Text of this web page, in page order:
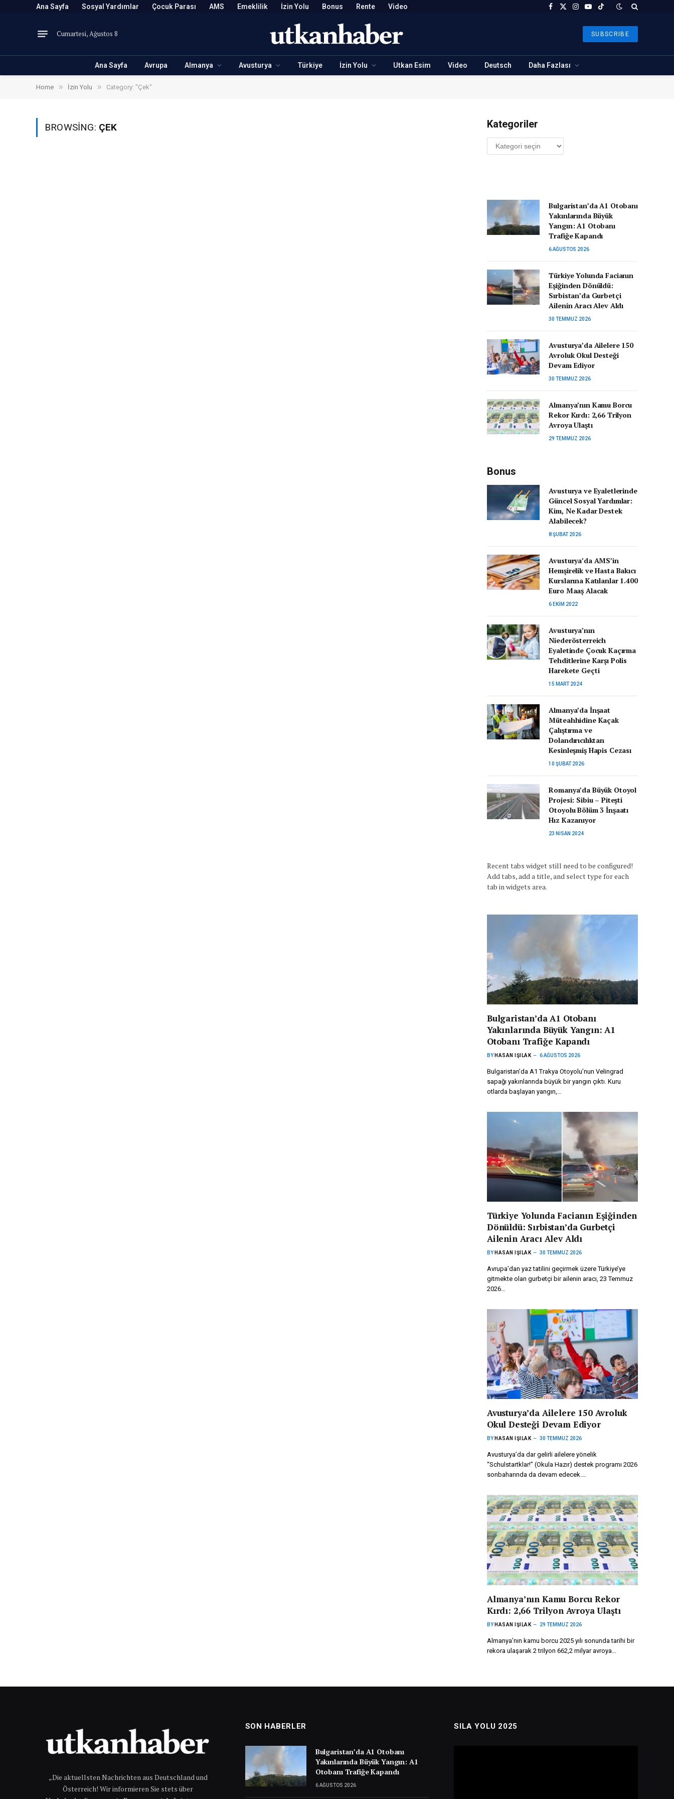
Ana Sayfa Sosyal Yardımlar Çocuk Parası AMS Emeklilik İzin Yolu Bonus Rente Video Facebook
X
Instagram
YouTubeTikTok
Cumartesi, Ağustos 8 SUBSCRIBE
Ana Sayfa Avrupa Almanya Avusturya Türkiye İzin Yolu Utkan Esim Video Deutsch Daha Fazlası
Home » İzin Yolu » Category: "Çek"
BROWSING: ÇEK Kategoriler
Kategoriler
Bulgaristan’da A1 Otobanı
Yakınlarında Büyük
Yangın: A1 Otobanı
Trafiğe Kapandı
6 AĞUSTOS 2026
Türkiye Yolunda Facianın
Eşiğinden Dönüldü:
Sırbistan’da Gurbetçi
Ailenin Aracı Alev Aldı
30 TEMMUZ 2026
Avusturya’da Ailelere 150
Avroluk Okul Desteği
Devam Ediyor
30 TEMMUZ 2026
Almanya’nın Kamu Borcu
Rekor Kırdı: 2,66 Trilyon
Avroya Ulaştı
29 TEMMUZ 2026
Bonus
Avusturya ve Eyaletlerinde
Güncel Sosyal Yardımlar:
Kim, Ne Kadar Destek
Alabilecek?
8 ŞUBAT 2026
Avusturya’da AMS’in
Hemşirelik ve Hasta Bakıcı
Kurslarına Katılanlar 1.400
Euro Maaş Alacak
6 EKIM 2022
Avusturya’nın
Niederösterreich
Eyaletinde Çocuk Kaçırma
Tehditlerine Karşı Polis
Harekete Geçti
15 MART 2024
Almanya’da İnşaat
Müteahhidine Kaçak
Çalıştırma ve
Dolandırıcılıktan
Kesinleşmiş Hapis Cezası
10 ŞUBAT 2026
Romanya’da Büyük Otoyol
Projesi: Sibiu – Pitești
Otoyolu Bölüm 3 İnşaatı
Hız Kazanıyor
23 NISAN 2024
Recent tabs widget still need to be configured!
Add tabs, add a title, and select type for each
tab in widgets area.
Bulgaristan’da A1 Otobanı
Yakınlarında Büyük Yangın: A1
Otobanı Trafiğe Kapandı
BY HASAN IŞILAK 6 AĞUSTOS 2026
Bulgaristan’da A1 Trakya Otoyolu’nun Velingrad
sapağı yakınlarında büyük bir yangın çıktı. Kuru
otlarda başlayan yangın,…
Türkiye Yolunda Facianın Eşiğinden
Dönüldü: Sırbistan’da Gurbetçi
Ailenin Aracı Alev Aldı
BY HASAN IŞILAK 30 TEMMUZ 2026
Avrupa’dan yaz tatilini geçirmek üzere Türkiye’ye
gitmekte olan gurbetçi bir ailenin aracı, 23 Temmuz
2026…
Avusturya’da Ailelere 150 Avroluk
Okul Desteği Devam Ediyor
BY HASAN IŞILAK 30 TEMMUZ 2026
Avusturya’da dar gelirli ailelere yönelik
“Schulstartklar!” (Okula Hazır) destek programı 2026
sonbaharında da devam edecek.…
Almanya’nın Kamu Borcu Rekor
Kırdı: 2,66 Trilyon Avroya Ulaştı
BY HASAN IŞILAK 29 TEMMUZ 2026
Almanya’nın kamu borcu 2025 yılı sonunda tarihi bir
rekora ulaşarak 2 trilyon 662,2 milyar avroya…
„Die aktuellsten Nachrichten aus Deutschland und
Österreich! Wir informieren Sie stets über
SON HABERLER
Bulgaristan’da A1 Otobanı
Yakınlarında Büyük Yangın: A1
Otobanı Trafiğe Kapandı
6 AĞUSTOS 2026
SILA YOLU 2025